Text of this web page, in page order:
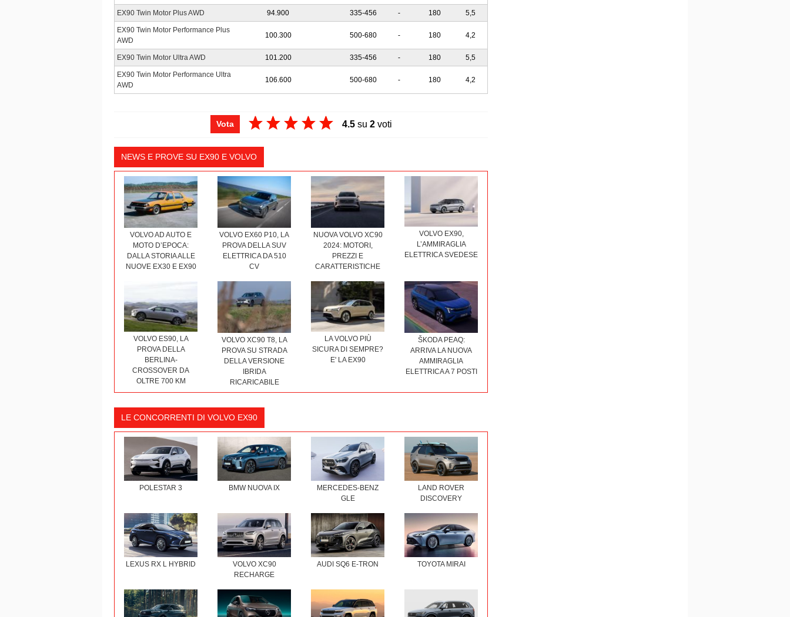
EX90 Twin Motor Plus AWD 94.900 335-456 - 180 5,5
EX90 Twin Motor Performance Plus
AWD
100.300 500-680 - 180 4,2
EX90 Twin Motor Ultra AWD 101.200 335-456 - 180 5,5
EX90 Twin Motor Performance Ultra
AWD
106.600 500-680 - 180 4,2
Vota 4.5 su 2 voti
NEWS E PROVE SU EX90 E VOLVO
VOLVO AD AUTO E
MOTO D’EPOCA:
DALLA STORIA ALLE
NUOVE EX30 E EX90
VOLVO EX60 P10, LA
PROVA DELLA SUV
ELETTRICA DA 510
CV
NUOVA VOLVO XC90
2024: MOTORI,
PREZZI E
CARATTERISTICHE
VOLVO EX90,
L’AMMIRAGLIA
ELETTRICA SVEDESE
VOLVO ES90, LA
PROVA DELLA
BERLINA-
CROSSOVER DA
OLTRE 700 KM
VOLVO XC90 T8, LA
PROVA SU STRADA
DELLA VERSIONE
IBRIDA
RICARICABILE
LA VOLVO PIÙ
SICURA DI SEMPRE?
E' LA EX90
ŠKODA PEAQ:
ARRIVA LA NUOVA
AMMIRAGLIA
ELETTRICA A 7 POSTI
LE CONCORRENTI DI VOLVO EX90
POLESTAR 3 BMW NUOVA IX
MERCEDES-BENZ
GLE
LAND ROVER
DISCOVERY
LEXUS RX L HYBRID
VOLVO XC90
RECHARGE
AUDI SQ6 E-TRON TOYOTA MIRAI